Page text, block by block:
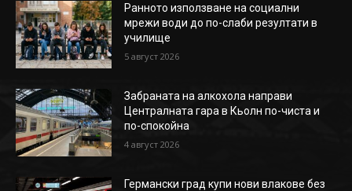
Ранното използване на социални
мрежи води до по-слаби резултати в
училище
5 август 2026
Забраната на алкохола направи
Централната гара в Кьолн по-чиста и
по-спокойна
4 август 2026
Германски град купи нови влакове без